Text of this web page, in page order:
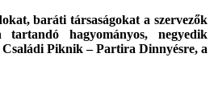
baráti társaságokat a szervezők
tartandó hagyományos, negyedik
Piknik – Partira Dinnyésre, a